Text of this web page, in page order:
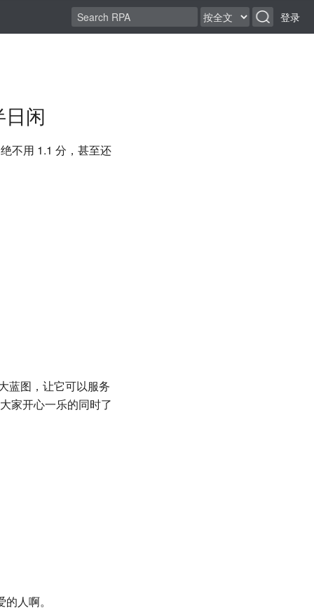
登录
闲
不用 1.1 分，甚至还
蓝图，让它可以服务
家开心一乐的同时了
人啊。